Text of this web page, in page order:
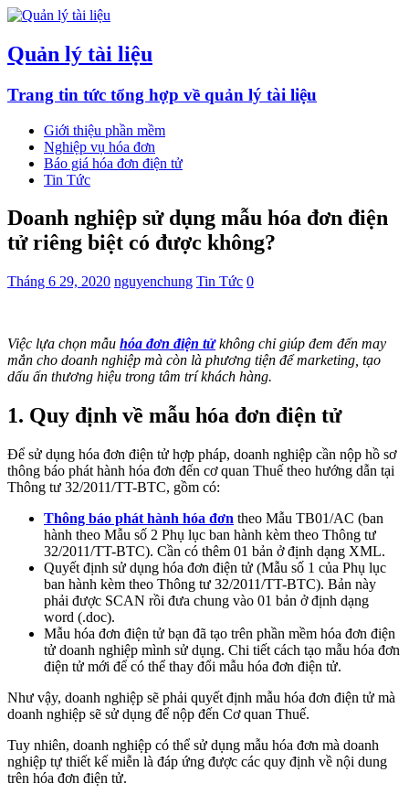
Quản lý tài liệu
Trang tin tức tổng hợp về quản lý tài liệu
Giới thiệu phần mềm
Nghiệp vụ hóa đơn
Báo giá hóa đơn điện tử
Tin Tức
Doanh nghiệp sử dụng mẫu hóa đơn điện
tử riêng biệt có được không?
Tháng 6 29, 2020 nguyenchung Tin Tức 0
Việc lựa chọn mẫu hóa đơn điện tửkhông chỉ giúp đem đến may
mắn cho doanh nghiệp mà còn là phương tiện để marketing, tạo
dấu ấn thương hiệu trong tâm trí khách hàng.
1. Quy định về mẫu hóa đơn điện tử
Để sử dụng hóa đơn điện tử hợp pháp, doanh nghiệp cần nộp hồ sơ
thông báo phát hành hóa đơn đến cơ quan Thuế theo hướng dẫn tại
Thông tư 32/2011/TT-BTC, gồm có:
Thông báo phát hành hóa đơn theo Mẫu TB01/AC (ban
hành theo Mẫu số 2 Phụ lục ban hành kèm theo Thông tư
32/2011/TT-BTC). Cần có thêm 01 bản ở định dạng XML.
Quyết định sử dụng hóa đơn điện tử (Mẫu số 1 của Phụ lục
ban hành kèm theo Thông tư 32/2011/TT-BTC). Bản này
phải được SCAN rồi đưa chung vào 01 bản ở định dạng
word (.doc).
Mẫu hóa đơn điện tử bạn đã tạo trên phần mềm hóa đơn điện
tử doanh nghiệp mình sử dụng. Chi tiết cách tạo mẫu hóa đơn
điện tử mới để có thể thay đổi mẫu hóa đơn điện tử.
Như vậy, doanh nghiệp sẽ phải quyết định mẫu hóa đơn điện tử mà
doanh nghiệp sẽ sử dụng để nộp đến Cơ quan Thuế.
Tuy nhiên, doanh nghiệp có thể sử dụng mẫu hóa đơn mà doanh
nghiệp tự thiết kế miễn là đáp ứng được các quy định về nội dung
trên hóa đơn điện tử.